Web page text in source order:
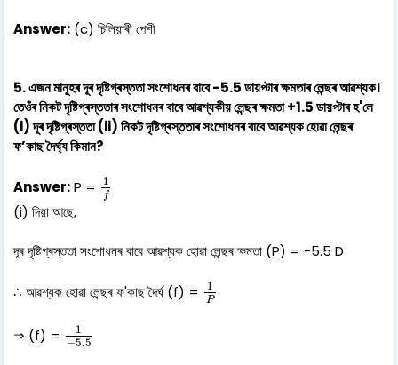
Answer: (c) চিলিয়াৰী পেশী
5. এজন মানুহৰ দূৰ দৃষ্টিগ্ৰস্ততা সংশোধনৰ বাবে -5.5 ডায়প্টাৰ ক্ষমতাৰ লেন্ছৰ আৱশ্যক।
তেওঁৰ নিকট দৃষ্টিগ্ৰস্ততাৰ সংশোধনৰ বাবে আৱশ্যকীয় লেন্ছৰ ক্ষমতা +1.5 ডায়প্টাৰ হ'লে
(i) দূৰ দৃষ্টিগ্ৰস্ততা (ii) নিকট দৃষ্টিগ্ৰস্ততাৰ সংশোধনৰ বাবে আৱশ্যক হোৱা লেন্ছৰ
ফ’কাছ দৈর্ঘ্য কিমান?
Answer:P = 1
f
f
(i) দিয়া আছে,
দূৰ দৃষ্টিগ্ৰস্ততা সংশোধনৰ বাবে আৱশ্যক হোৱা লেন্ছৰ ক্ষমতা (P) = -5.5 D
∴ আৱশ্যক হোৱা লেন্ছৰ ফ'কাছ দৈৰ্ঘ (f) = 1
P
P
⇒ (f) =
1
−5.5
−5.5